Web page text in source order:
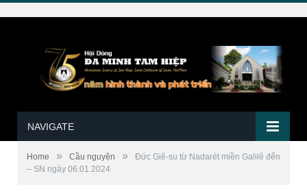
NAVIGATE
Home » Cầu nguyện »
Đức Giê-su từ Nadarét miền Galilê đến
– SN ngày 06.01.2024